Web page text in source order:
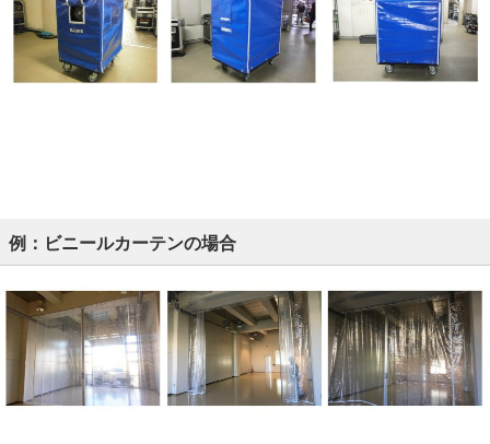
例：ビニールカーテンの場合